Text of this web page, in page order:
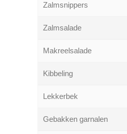
Zalmsnippers
Zalmsalade
Makreelsalade
Kibbeling
Lekkerbek
Gebakken garnalen